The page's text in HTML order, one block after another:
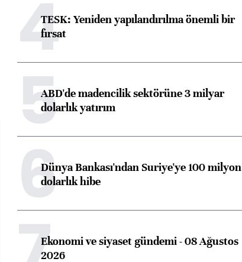
4TESK: Yeniden yapılandırılma önemli bir
fırsat
5ABD'de madencilik sektörüne 3 milyar
dolarlık yatırım
6Dünya Bankası'ndan Suriye'ye 100 milyon
dolarlık hibe
Ekonomi ve siyaset gündemi - 08 Ağustos
2026